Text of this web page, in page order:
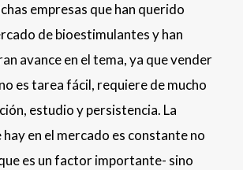
empresas que han querido
de bioestimulantes y han
avance en el tema, ya que vender
es tarea fácil, requiere de mucho
estudio y persistencia. La
en el mercado es constante no
es un factor importante- sino